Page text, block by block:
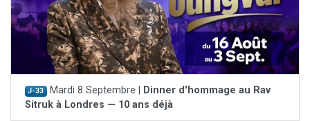
J-33 Mardi 8 Septembre |
Dinner d'hommage au Rav
Sitruk à Londres — 10 ans déjà